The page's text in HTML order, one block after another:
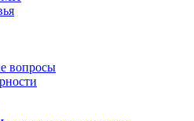
вопросы